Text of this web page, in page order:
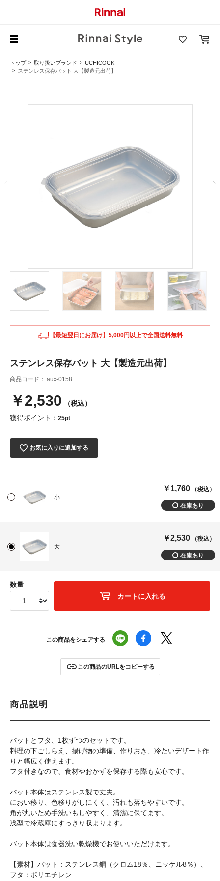
トップ 取り扱いブランド
UCHICOOK
ステンレス保存バット 大【製造元出荷】
【最短翌日にお届け】5,000円以上で全国送料無料
ステンレス保存バット 大【製造元出荷】
商品コード： aux-0158
￥2,530 （税込）
獲得ポイント： 25pt
お気に入りに追加する
小
￥1,760 （税込）
大
￥2,530 （税込）
数量
カートに入れる
この商品をシェアする
この商品のURLをコピーする
商品説明
バットとフタ、1枚ずつのセットです。
料理の下ごしらえ、揚げ物の準備、作りおき、冷たいデザート作
りと幅広く使えます。
フタ付きなので、食材やおかずを保存する際も安心です。
バット本体はステンレス製で丈夫。
におい移り、色移りがしにくく、汚れも落ちやすいです。
角が丸いため手洗いもしやすく、清潔に保てます。
浅型で冷蔵庫にすっきり収まります。
バット本体は食器洗い乾燥機でお使いいただけます。
【素材】バット：ステンレス鋼（クロム18％、ニッケル8％）、
フタ：ポリエチレン